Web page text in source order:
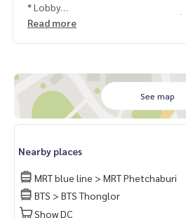
* Lobby
* สระว่ายน้ำยาว 35 เมตร พร้อมจากุชชี่
* CCTV
* Shuttle Van รับ-ส่ง MRT, Airport Link
* Access Card Control
* รปภ. 24 ชม.
🏡 สถานที่ใกล้เคียง :
• RCA : 700 เมตร
• Foodland : 900 เมตร
• J Avenue : 1.5 กม.
• Big C เอกมัย : 2.6 กม.
Read more
See map
Nearby places
MRT blue line > MRT Phetchaburi
BTS > BTS Thonglor
Show DC